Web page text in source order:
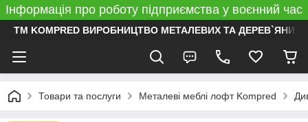
Інформація про роботу підприємства у воєнний час
ТМ KOMPRED ВИРОБНИЦТВО МЕТАЛЕВИХ ТА ДЕРЕВ`ЯНИХ
Товари та послуги Металеві меблі лофт Kompred